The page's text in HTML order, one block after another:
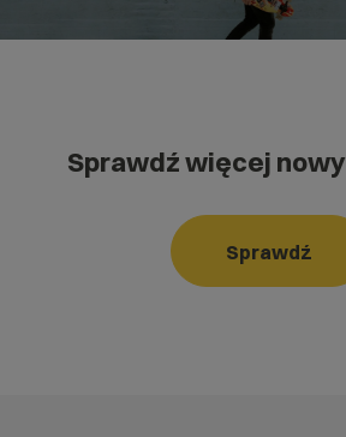
Sprawdź więcej
Sprawdź